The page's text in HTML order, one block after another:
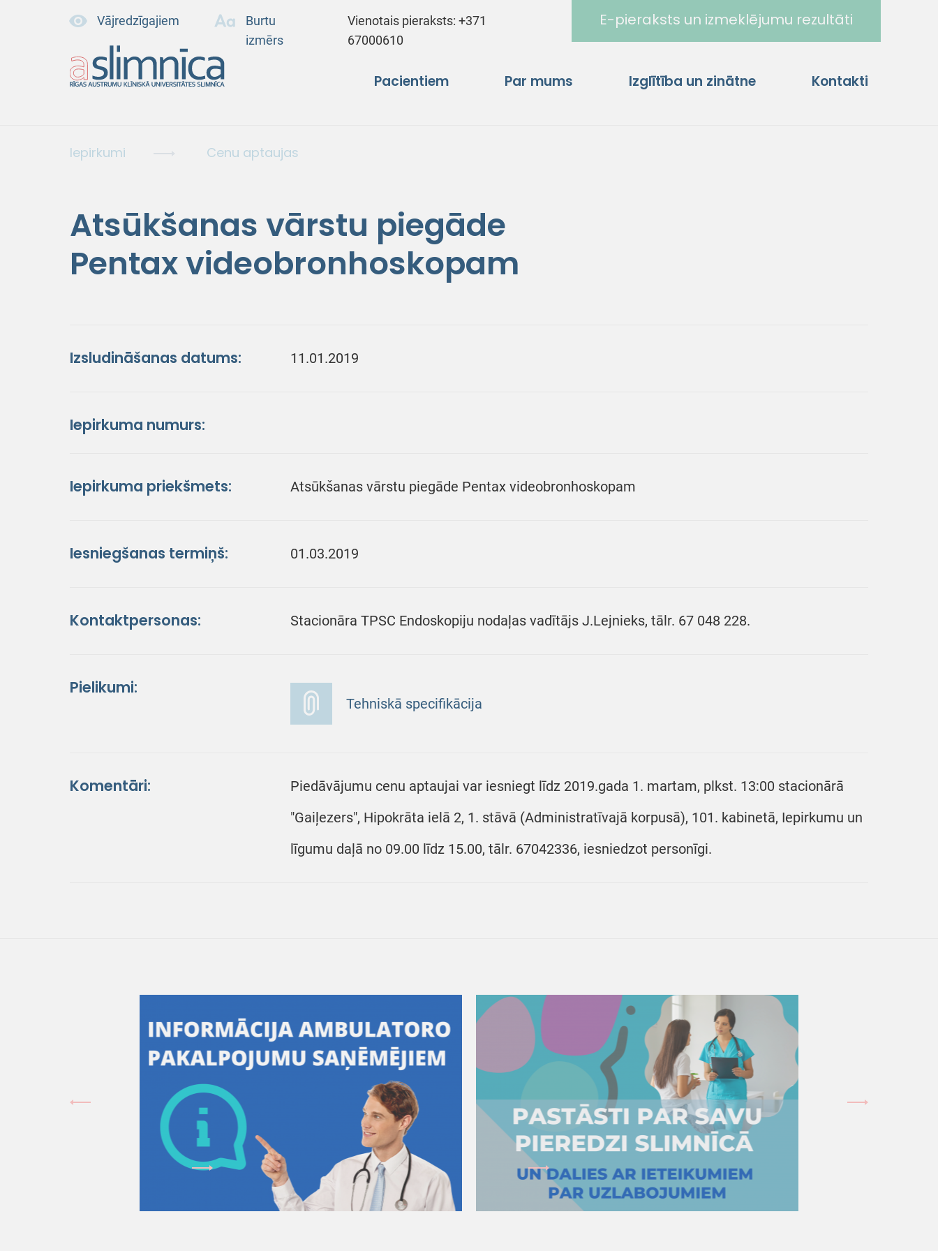
Vājredzīgajiem
Burtu
izmērs
Vienotais pieraksts:+371
67000610
E-pieraksts un izmeklējumu rezultāti
Pacientiem Par mums Izglītība un zinātne Kontakti
Iepirkumi Cenu aptaujas
Atsūkšanas vārstu piegāde
Pentax videobronhoskopam
Izsludināšanas datums: 11.01.2019
Iepirkuma numurs:
Iepirkuma priekšmets: Atsūkšanas vārstu piegāde Pentax videobronhoskopam
Iesniegšanas termiņš: 01.03.2019
Kontaktpersonas: Stacionāra TPSC Endoskopiju nodaļas vadītājs J.Lejnieks, tālr. 67 048 228.
Pielikumi:
Tehniskā specifikācija
Komentāri:
Piedāvājumu cenu aptaujai var iesniegt līdz 2019.gada 1. martam, plkst. 13:00 stacionārā
"Gaiļezers", Hipokrāta ielā 2, 1. stāvā (Administratīvajā korpusā), 101. kabinetā, Iepirkumu un
līgumu daļā no 09.00 līdz 15.00, tālr. 67042336, iesniedzot personīgi.